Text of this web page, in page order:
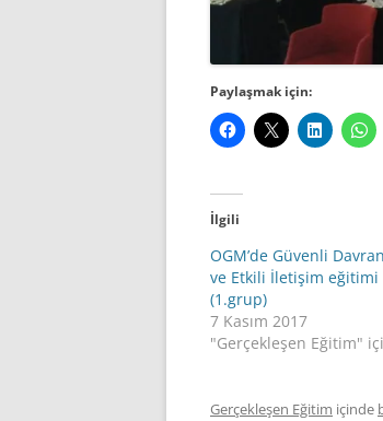
Paylaşmak için:
İlgili
OGM’de Güvenli
ve Etkili İletişim eğitimi
(1.grup)
7 Kasım 2017
"Gerçekleşen Eğitim"
Gerçekleşen Eğitim içinde